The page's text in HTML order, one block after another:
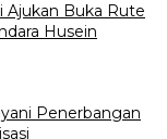
Ajukan Buka Rute
Husein
Penerbangan